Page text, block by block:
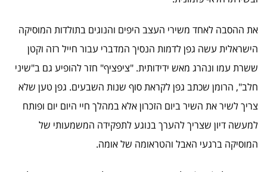
את ההסבה לאחד משירי העצב היפים והנוגים בתולדות המוסיקה
הישראלית עשה גפן לדמות הנסיך המדברי עבור חייל רזה וקטן
ששרת עמו ונהרג מאש ידידותית. "ציפציף" חזר להופיע גם ב"שיני
חלב", הרומן שכתב גפן לקראת סוף שנות השבעים. גפן טען שלא
צריך לשיר את השיר ביום הזכרון אלא במהלך חיי היום יום ופותח
למעשה דיון שצריך להערך בנוגע לתפקידה המשמעותי של
המוסיקה ברגעי האבל והטראומה של אומה.